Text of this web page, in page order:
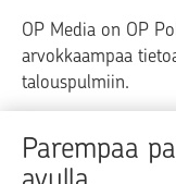
Parempaa
OP Media on OP
arvokkaampaa
talouspulmiin.
Raha
Blogit ja